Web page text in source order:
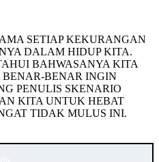
SETIAP KEKURANGAN
DALAM HIDUP KITA.
BAHWASANYA KITA
BENAR INGIN
PENULIS SKENARIO
KITA UNTUK HEBAT
TIDAK MULUS INI.